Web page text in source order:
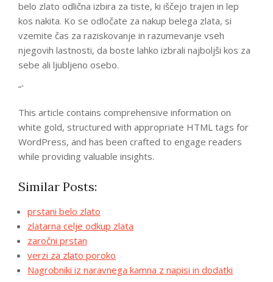
belo zlato odlična izbira za tiste, ki iščejo trajen in lep
kos nakita. Ko se odločate za nakup belega zlata, si
vzemite čas za raziskovanje in razumevanje vseh
njegovih lastnosti, da boste lahko izbrali najboljši kos za
sebe ali ljubljeno osebo.
“`
This article contains comprehensive information on
white gold, structured with appropriate HTML tags for
WordPress, and has been crafted to engage readers
while providing valuable insights.
Similar Posts:
prstani belo zlato
zlatarna celje odkup zlata
zaročni prstan
verzi za zlato poroko
Nagrobniki iz naravnega kamna z napisi in dodatki